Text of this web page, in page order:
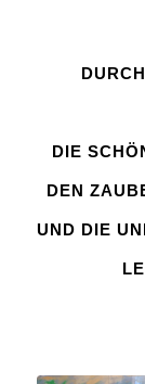
DIE
DEN
UND DIE